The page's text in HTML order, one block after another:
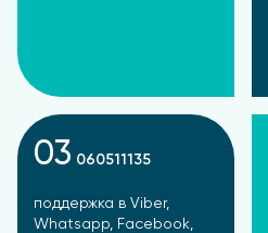
03 060511135
поддержка в Viber,
Whatsapp, Facebook,